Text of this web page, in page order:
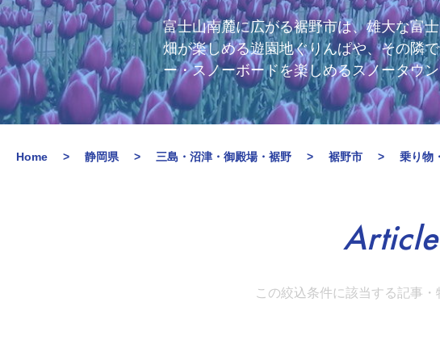
富士山南麓に広がる裾野市は、雄大な富
畑が楽しめる遊園地ぐりんぱや、その隣
ー・スノーボードを楽しめるスノータウ
Home 静岡県 三島・沼津・御殿場・裾野 裾野市 乗り物
この絞込条件に該当する記事